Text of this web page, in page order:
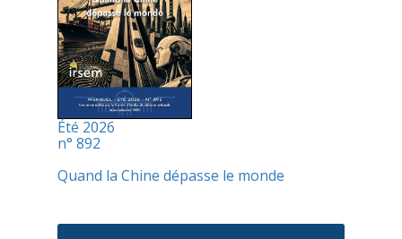
Été 2026
n° 892
Quand la Chine dépasse le monde